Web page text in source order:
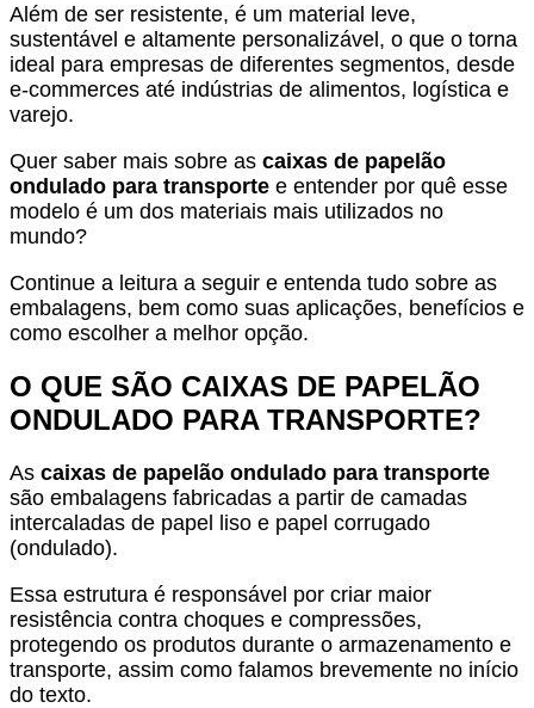
Além de ser resistente, é um material leve,
sustentável e altamente personalizável, o que o torna
ideal para empresas de diferentes segmentos, desde
e-commerces até indústrias de alimentos, logística e
varejo.
Quer saber mais sobre as caixas de papelão
ondulado para transporte e entender por quê esse
modelo é um dos materiais mais utilizados no
mundo?
Continue a leitura a seguir e entenda tudo sobre as
embalagens, bem como suas aplicações, benefícios e
como escolher a melhor opção.
O QUE SÃO CAIXAS DE PAPELÃO
ONDULADO PARA TRANSPORTE?
As caixas de papelão ondulado para transporte
são embalagens fabricadas a partir de camadas
intercaladas de papel liso e papel corrugado
(ondulado).
Essa estrutura é responsável por criar maior
resistência contra choques e compressões,
protegendo os produtos durante o armazenamento e
transporte, assim como falamos brevemente no início
do texto.